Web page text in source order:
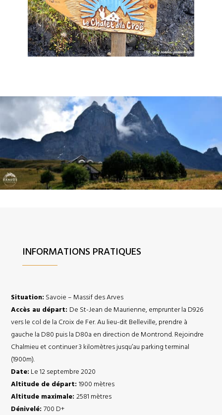
INFORMATIONS PRATIQUES
Situation: Savoie – Massif des Arves
Accès au départ: De St-Jean de Maurienne, emprunter la D926
vers le col de la Croix de Fer. Au lieu-dit Belleville, prendre à
gauche la D80 puis la D80a en direction de Montrond. Rejoindre
Chalmieu et continuer 3 kilomètres jusqu’au parking terminal
(1900m).
Date: Le 12 septembre 2020
Altitude de départ:1900 mètres
Altitude maximale:2581 mètres
Dénivelé:700 D+